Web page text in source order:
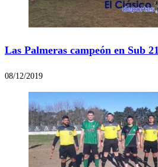
Las Palmeras campeón en Sub 21
08/12/2019